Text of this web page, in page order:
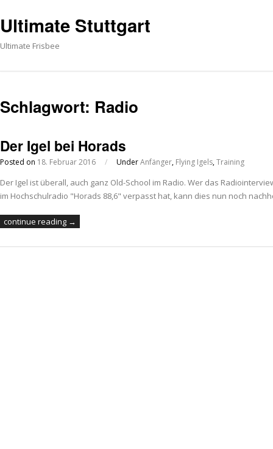
Ultimate Stuttgart
Ultimate Frisbee
Schlagwort: Radio
Der Igel bei Horads
Posted on 18. Februar 2016 / UnderAnfänger, Flying Igels,Training
Der Igel ist überall, auch ganz Old-School im Radio. Wer das
im Hochschulradio "Horads 88,6" verpasst hat, kann dies nun noch
continue reading →